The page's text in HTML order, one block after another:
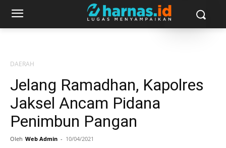
DAERAH
Jelang Ramadhan, Kapolres
Jaksel Ancam Pidana
Penimbun Pangan
Oleh Web Admin - 10/04/2021